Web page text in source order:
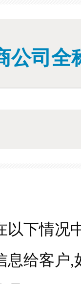
公司全
以下情况
息给客户